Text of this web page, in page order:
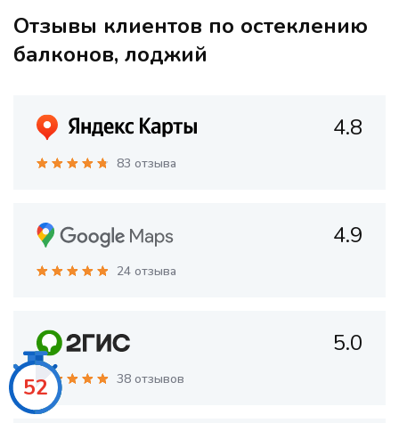
Отзывы клиентов по остеклению
балконов, лоджий
4.8
83 отзыва
4.9
24 отзыва
5.0
38 отзывов
50